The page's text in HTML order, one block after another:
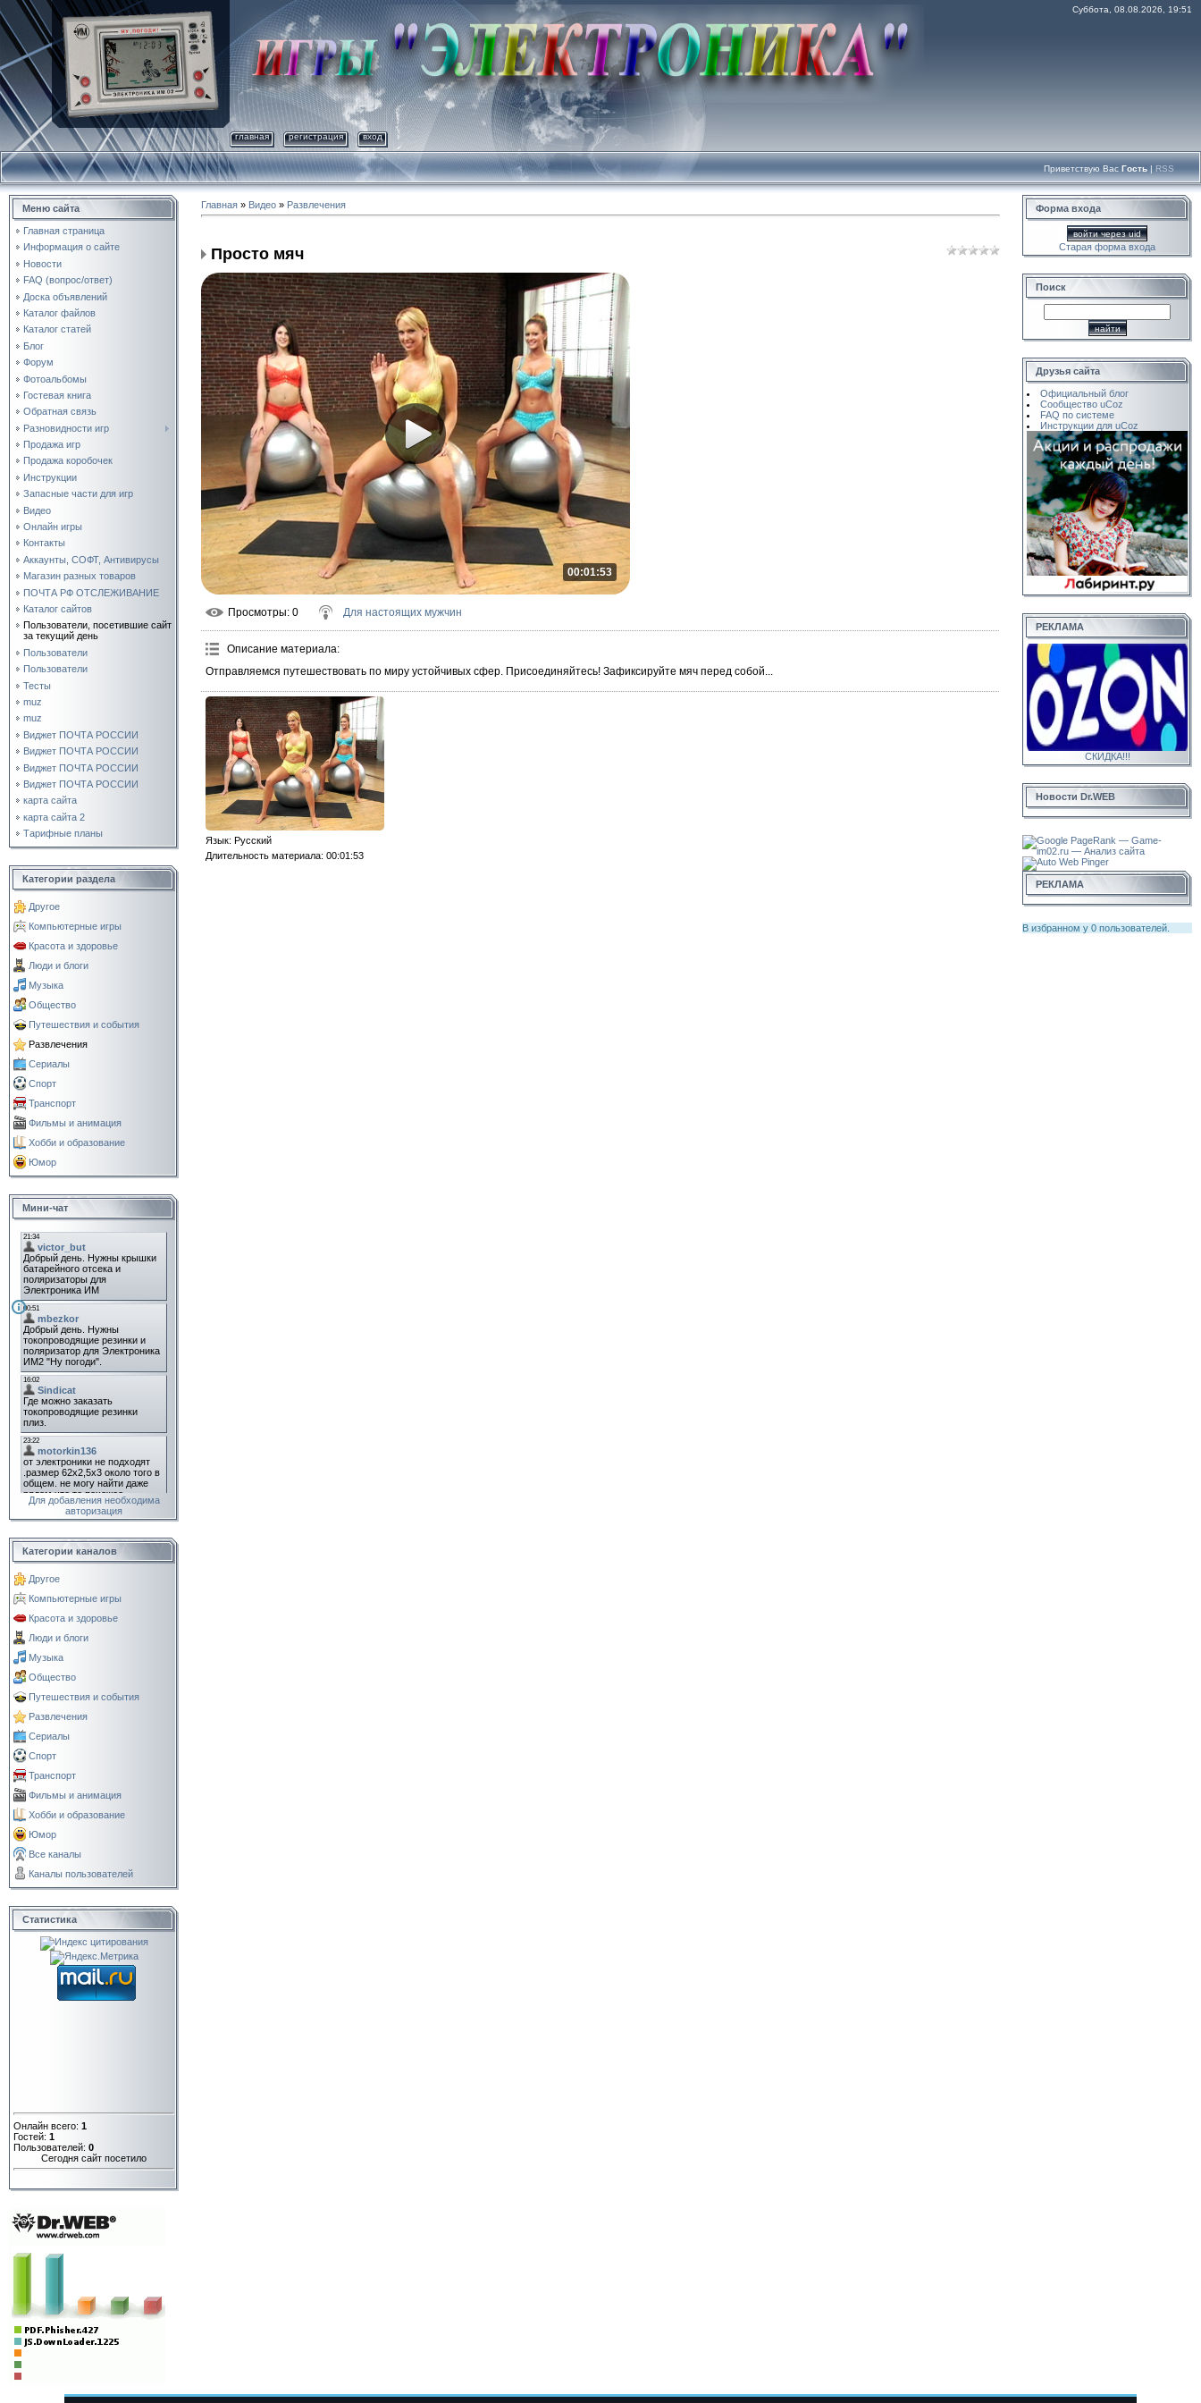
Суббота, 08.08.2026, 19:51
главная регистрация вход
Приветствую Вас Гость | RSS
Меню сайта
Главная страница
Информация о сайте
Новости
FAQ (вопрос/ответ)
Доска объявлений
Каталог файлов
Каталог статей
Блог
Форум
Фотоальбомы
Гостевая книга
Обратная связь
Разновидности игр
Продажа игр
Продажа коробочек
Инструкции
Запасные части для игр
Видео
Онлайн игры
Контакты
Аккаунты, СОФТ, Антивирусы
Магазин разных товаров
ПОЧТА РФ ОТСЛЕЖИВАНИЕ
Каталог сайтов
Пользователи, посетившие сайт
за текущий день
Пользователи
Пользователи
Тесты
muz
muz
Виджет ПОЧТА РОССИИ
Виджет ПОЧТА РОССИИ
Виджет ПОЧТА РОССИИ
Виджет ПОЧТА РОССИИ
карта сайта
карта сайта 2
Тарифные планы
Категории раздела
Другое
Компьютерные игры
Красота и здоровье
Люди и блоги
Музыка
Общество
Путешествия и события
Развлечения
Сериалы
Спорт
Транспорт
Фильмы и анимация
Хобби и образование
Юмор
Мини-чат
Для добавления необходима
авторизация
Категории каналов
Другое
Компьютерные игры
Красота и здоровье
Люди и блоги
Музыка
Общество
Путешествия и события
Развлечения
Сериалы
Спорт
Транспорт
Фильмы и анимация
Хобби и образование
Юмор
Все каналы
Каналы пользователей
Статистика
Онлайн всего: 1
Гостей: 1
Пользователей: 0
Сегодня сайт посетило
Главная » Видео » Развлечения
Просто мяч
00:01:53
Просмотры: 0 Для настоящих мужчин
Описание материала:
Отправляемся путешествовать по миру устойчивых сфер. Присоединяйтесь! Зафиксируйте мяч перед собой...
Язык: Русский
Длительность материала: 00:01:53
Форма входа
войти через uid
Старая форма входа
Поиск
Друзья сайта
Официальный блог
Сообщество uCoz
FAQ по системе
Инструкции для uCoz
РЕКЛАМА
СКИДКА!!!
Новости Dr.WEB
РЕКЛАМА
В избранном у 0 пользователей.